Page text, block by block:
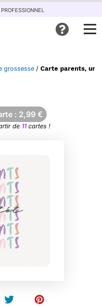
professionnel
grossesse / Carte parents,
: 2,99 €
de 11cartes !